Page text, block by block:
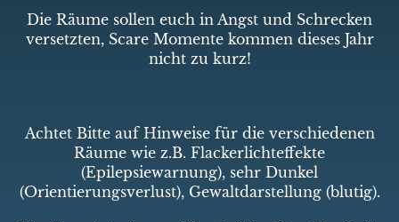
Die Räume sollen euch in Angst und Schrecken
versetzten, Scare Momente kommen dieses Jahr
nicht zu kurz!
Achtet Bitte auf Hinweise für die verschiedenen
Räume wie z.B. Flackerlichteffekte
(Epilepsiewarnung), sehr Dunkel
(Orientierungsverlust), Gewaltdarstellung (blutig).